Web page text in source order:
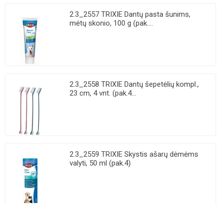
2.3_2557 TRIXIE Dantų pasta šunims,
mėtų skonio, 100 g (pak....
2.3_2558 TRIXIE Dantų šepetėlių kompl.,
23 cm, 4 vnt. (pak.4...
2.3_2559 TRIXIE Skystis ašarų dėmėms
valyti, 50 ml (pak.4)